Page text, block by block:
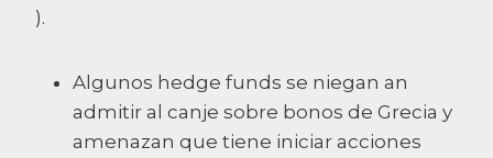
).
Algunos hedge funds se niegan an
admitir al canje sobre bonos de Grecia y
amenazan que tiene iniciar acciones